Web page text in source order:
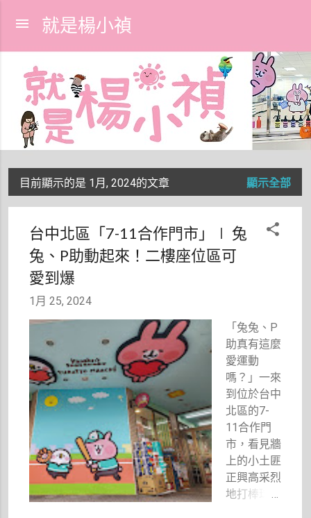
跳到主要內容
就是楊小禎
發
目前顯示的是 1月, 2024的文章 顯示全部
台中北區「7-11合作門市」∣ 兔
兔、P助動起來！二樓座位區可
愛到爆
1月 25, 2024
「兔兔、P
助真有這麼
愛運動
嗎？」一來
到位於台中
北區的7-
11合作門
市，看見牆
上的小土匪
正興高采烈
地打棒球，